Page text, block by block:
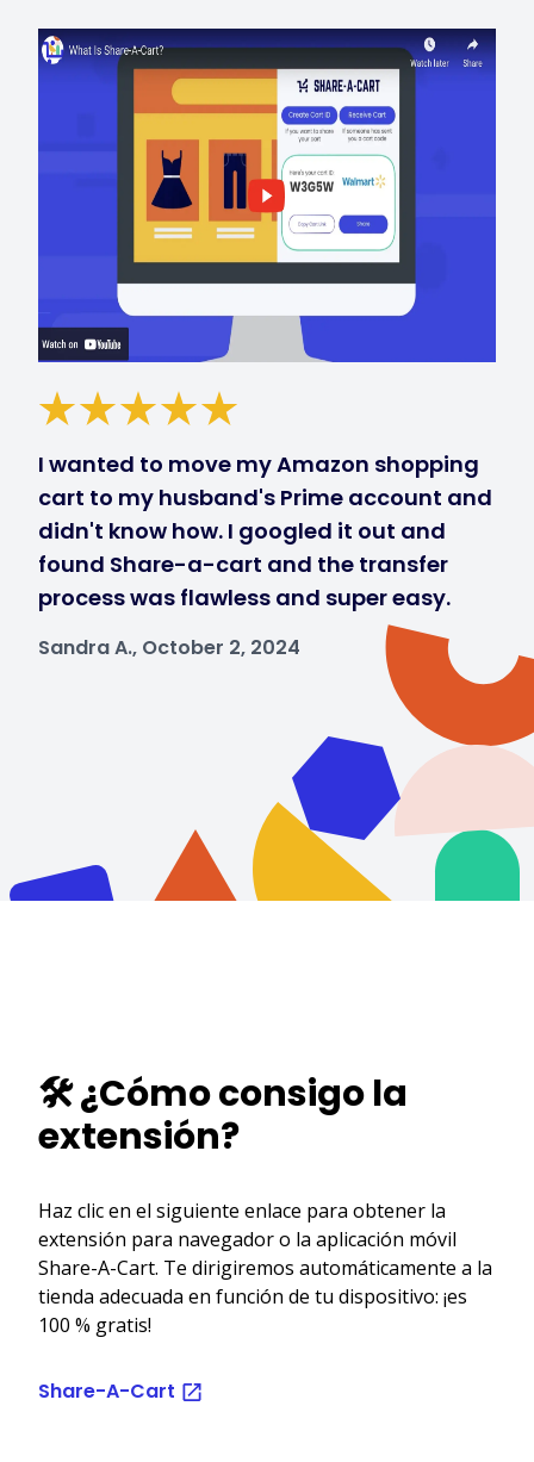
I wanted to move my Amazon shopping
cart to my husband's Prime account and
didn't know how. I googled it out and
found Share-a-cart and the transfer
process was flawless and super easy.
Sandra A., October 2, 2024
🛠️ ¿Cómo consigo la
extensión?
Haz clic en el siguiente enlace para obtener la
extensión para navegador o la aplicación móvil
Share-A-Cart. Te dirigiremos automáticamente a la
tienda adecuada en función de tu dispositivo: ¡es
100 % gratis!
Share-A-Cart